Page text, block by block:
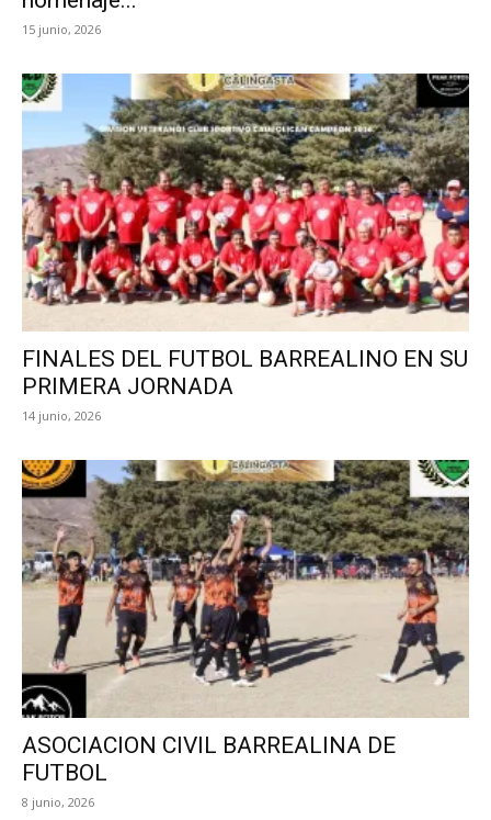
15 junio, 2026
FINALES DEL FUTBOL BARREALINO EN SU
PRIMERA JORNADA
14 junio, 2026
ASOCIACION CIVIL BARREALINA DE
FUTBOL
8 junio, 2026